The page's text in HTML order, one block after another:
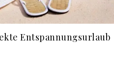
Entspannungsurlaub